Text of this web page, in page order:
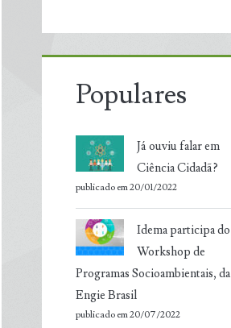
Populares
Já ouviu falar em
Ciência Cidadã?
publicado em 20/01/2022
Idema participa do
Workshop de
Programas Socioambientais, da
Engie Brasil
publicado em 20/07/2022